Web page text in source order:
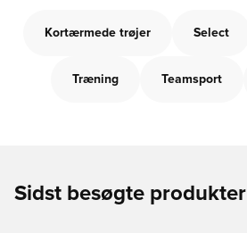
Kortærmede trøjer Select
Træning Teamsport
Sidst besøgte produkter